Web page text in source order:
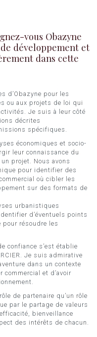
vous Obazyne
développement et
dans cette
d’Obazyne pour les
ou aux projets de loi qui
Je suis à leur côté
décrites
spécifiques.
économiques et socio-
leur connaissance du
projet. Nous avons
pour identifier des
où cibler les
sur des formats de
urbanistiques
d’éventuels points
pour résoudre les
confiance s’est établie
Je suis admirative
dans un contexte
commercial et d’avoir
de partenaire qu’un rôle
par le partage de valeurs
bienveillance
des intérêts de chacun.